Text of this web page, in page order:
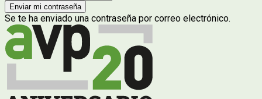
Se te ha enviado una contraseña por correo electrónico.